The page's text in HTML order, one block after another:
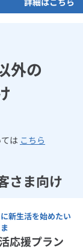
外の
は こちら
さま向け
新生活を始めたい
応援プラン